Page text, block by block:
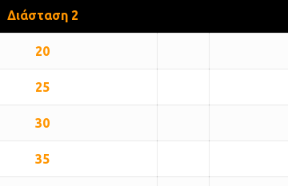
Διάσταση 2
20
25
30
35